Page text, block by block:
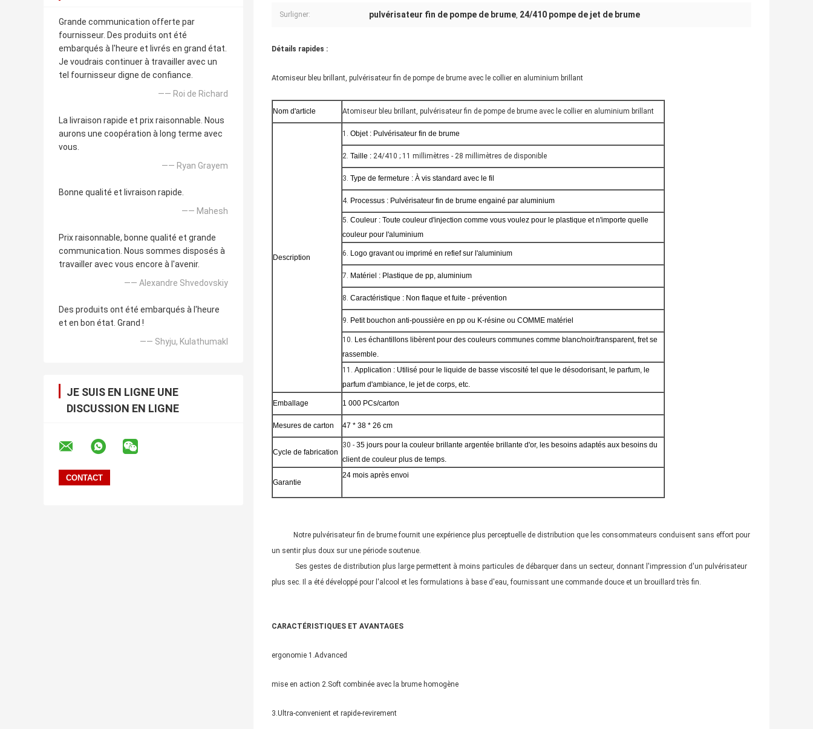
Grande communication offerte par
fournisseur. Des produits ont été
embarqués à l'heure et livrés en grand état.
Je voudrais continuer à travailler avec un
tel fournisseur digne de confiance.
—— Roi de Richard
La livraison rapide et prix raisonnable. Nous
aurons une coopération à long terme avec
vous.
—— Ryan Grayem
Bonne qualité et livraison rapide.
—— Mahesh
Prix raisonnable, bonne qualité et grande
communication. Nous sommes disposés à
travailler avec vous encore à l'avenir.
—— Alexandre Shvedovskiy
Des produits ont été embarqués à l'heure
et en bon état. Grand !
—— Shyju, Kulathumakl
JE SUIS EN LIGNE UNE
DISCUSSION EN LIGNE
Surligner: pulvérisateur fin de pompe de brume, 24/410 pompe de jet de brume
Détails rapides :
Atomiseur bleu brillant, pulvérisateur fin de pompe de brume avec le collier en aluminium brillant
Nom d'article Atomiseur bleu brillant, pulvérisateur fin de pompe de brume avec le collier en aluminium brillant
Description
1. Objet : Pulvérisateur fin de brume
2. Taille : 24/410 ; 11 millimètres - 28 millimètres de disponible
3. Type de fermeture : À vis standard avec le fil
4. Processus : Pulvérisateur fin de brume engainé par aluminium
5. Couleur : Toute couleur d'injection comme vous voulez pour le plastique et n'importe quelle
couleur pour l'aluminium
6. Logo gravant ou imprimé en refief sur l'aluminium
7. Matériel : Plastique de pp, aluminium
8. Caractéristique : Non flaque et fuite - prévention
9. Petit bouchon anti-poussière en pp ou K-résine ou COMME matériel
10. Les échantillons libèrent pour des couleurs communes comme blanc/noir/transparent, fret se
rassemble.
11. Application : Utilisé pour le liquide de basse viscosité tel que le désodorisant, le parfum, le
parfum d'ambiance, le jet de corps, etc.
Emballage 1 000 PCs/carton
Mesures de carton 47 * 38 * 26 cm
Cycle de fabrication
30 - 35 jours pour la couleur brillante argentée brillante d'or, les besoins adaptés aux besoins du
client de couleur plus de temps.
Garantie
24 mois après envoi
Notre pulvérisateur fin de brume fournit une expérience plus perceptuelle de distribution que les consommateurs conduisent sans effort pour
un sentir plus doux sur une période soutenue.
Ses gestes de distribution plus large permettent à moins particules de débarquer dans un secteur, donnant l'impression d'un pulvérisateur
plus sec.
Il a été développé pour l'alcool et les formulations à base d'eau, fournissant une commande douce et un brouillard très fin.
CARACTÉRISTIQUES ET AVANTAGES
ergonomie 1.Advanced
mise en action 2.Soft combinée avec la brume homogène
3.Ultra-convenient et rapide-revirement